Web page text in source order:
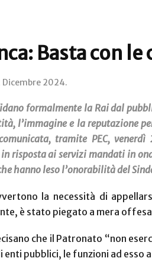
Basta con
Dicembre 2024.
formalmente la Rai dal
l’immagine e la reputazione
tramite PEC,
risposta ai servizi mandati in
hanno leso l’onorabilità del
la necessità di
è stato piegato a mera
che il Patronato “non
enti pubblici, le funzioni ad